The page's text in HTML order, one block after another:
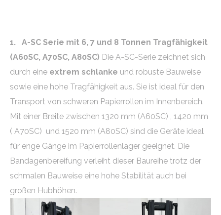
1. A-SC Serie mit 6, 7 und 8 Tonnen Tragfähigkeit
(A60SC, A70SC, A80SC) Die A-SC-Serie zeichnet sich
durch eine extrem schlanke und robuste Bauweise
sowie eine hohe Tragfähigkeit aus. Sie ist ideal für den
Transport von schweren Papierrollen im Innenbereich.
Mit einer Breite zwischen 1320 mm (A60SC) , 1420 mm
( A70SC) und 1520 mm (A80SC) sind die Geräte ideal
für enge Gänge im Papierrollenlager geeignet. Die
Bandagenbereifung verleiht dieser Baureihe trotz der
schmalen Bauweise eine hohe Stabilität auch bei
großen Hubhöhen.